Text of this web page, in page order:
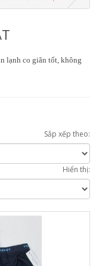
lạnh co giãn tốt, không
Sắp xếp theo:
Hiển thị: